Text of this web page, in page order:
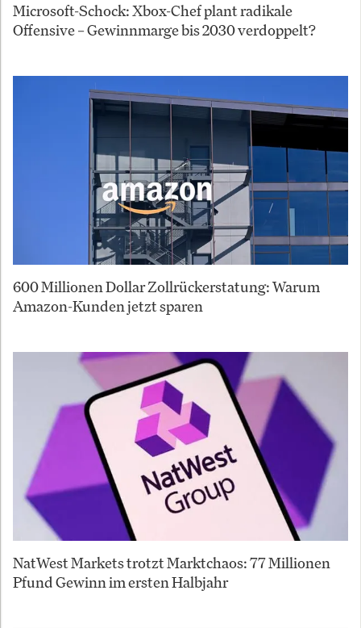
Microsoft-Schock: Xbox-Chef plant radikale
Offensive – Gewinnmarge bis 2030 verdoppelt?
600 Millionen Dollar Zollrückerstatung: Warum
Amazon-Kunden jetzt sparen
NatWest Markets trotzt Marktchaos: 77 Millionen
Pfund Gewinn im ersten Halbjahr